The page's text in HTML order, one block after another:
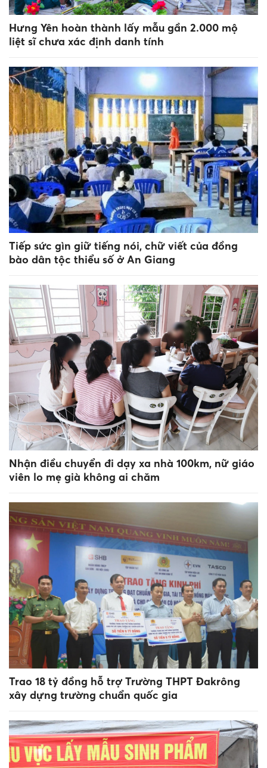
Hưng Yên hoàn thành lấy mẫu gần 2.000 mộ
liệt sĩ chưa xác định danh tính
Tiếp sức gìn giữ tiếng nói, chữ viết của đồng
bào dân tộc thiểu số ở An Giang
Nhận điều chuyển đi dạy xa nhà 100km, nữ giáo
viên lo mẹ già không ai chăm
Trao 18 tỷ đồng hỗ trợ Trường THPT Đakrông
xây dựng trường chuẩn quốc gia